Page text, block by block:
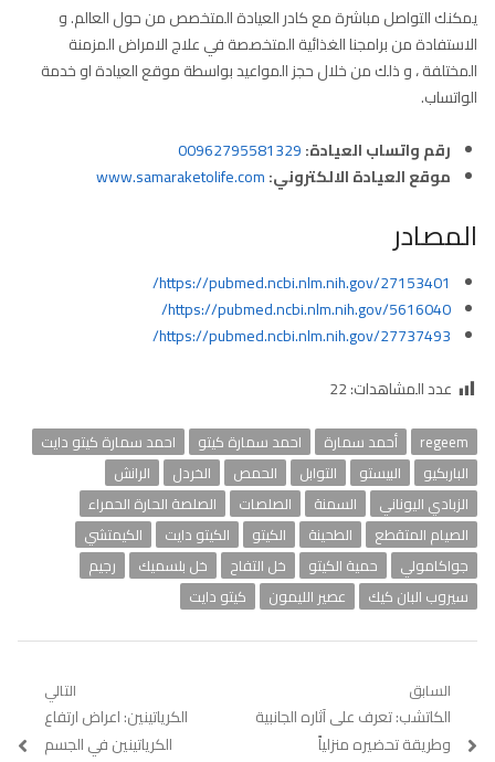
يمكنك التواصل مباشرة مع كادر العيادة المتخصص من حول العالم. و
الاستفادة من برامجنا الغذائية المتخصصة في علاج الامراض المزمنة
المختلفة ، و ذلك من خلال حجز المواعيد بواسطة موقع العيادة او خدمة
الواتساب.
رقم واتساب العيادة:00962795581329
موقع العيادة الالكتروني:www.samaraketolife.com
المصادر
https://pubmed.ncbi.nlm.nih.gov/27153401/
https://pubmed.ncbi.nlm.nih.gov/5616040/
https://pubmed.ncbi.nlm.nih.gov/27737493/
عدد المشاهدات:22
regeem أحمد سمارة احمد سمارة كيتو
احمد سمارة كيتو دايت
الباربكيو
البيستو التوابل الحمص الخردل
الرانش
الزبادي اليوناني
السمنة الصلصات
الصلصة الحارة الحمراء
الصيام المتقطع
الطحينة الكيتو الكيتو دايت
الكيمتشي
جواكامولي
حمية الكيتو خل التفاح خل بلسميك
رجيم
سيروب البان كيك
عصير الليمون كيتو دايت
تصفّح
المقالات
السابق
Previous
post:
الكاتشب: تعرف على آثاره الجانبية
وطريقة تحضيره منزلياً
التالي
Next
post:
الكرياتينين: اعراض ارتفاع
الكرياتينين في الجسم